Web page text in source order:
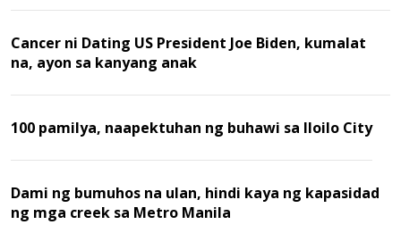
Cancer ni Dating US President Joe Biden, kumalat
na, ayon sa kanyang anak
100 pamilya, naapektuhan ng buhawi sa Iloilo City
Dami ng bumuhos na ulan, hindi kaya ng kapasidad
ng mga creek sa Metro Manila